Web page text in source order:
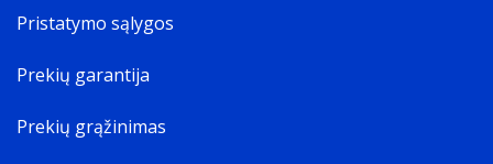
Pristatymo sąlygos
Prekių garantija
Prekių grąžinimas